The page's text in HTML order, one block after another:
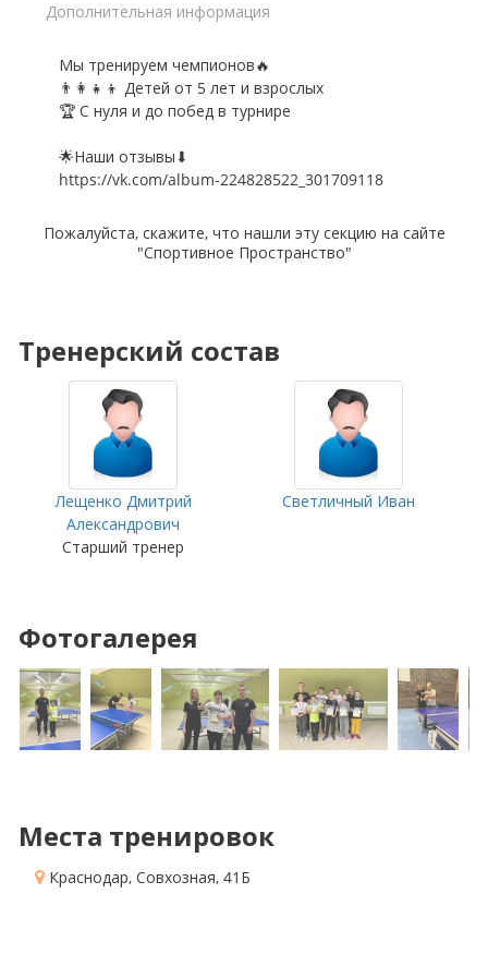
Дополнительная информация
Мы тренируем чемпионов🔥
👨‍👩‍👧‍👦 Детей от 5 лет и взрослых
🏆 С нуля и до побед в турнире
🌟Наши отзывы⬇
https://vk.com/album-224828522_301709118
Пожалуйста, скажите, что нашли эту секцию на сайте
"Спортивное Пространство"
Тренерский состав
Лещенко Дмитрий
Александрович
Старший тренер
Светличный Иван
Фотогалерея
Места тренировок
Краснодар, Совхозная, 41Б